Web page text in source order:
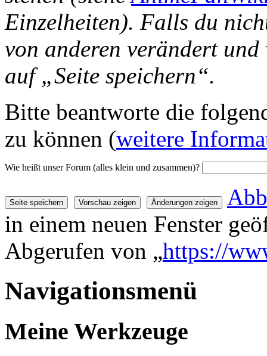
Einzelheiten). Falls du
von anderen verändert
auf „Seite speichern“.
Bitte beantworte die
zu können (weitere
Wie heißt unser Forum (alles klein und zusammen)?
in einem neuen Fenster
Abgerufen von „https://
Navigationsmenü
Meine Werkzeuge